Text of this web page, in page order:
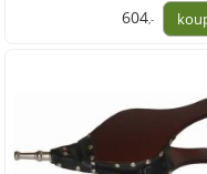
604,-